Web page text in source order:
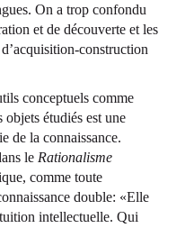
On a trop confondu
et de découverte et les
construction
conceptuels comme
objets étudiés est une
de la connaissance.
le Rationalisme
comme toute
double: «Elle
intellectuelle. Qui